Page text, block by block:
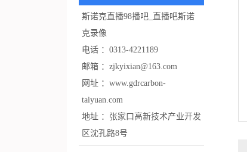
斯诺克直播98播吧_直播吧斯诺
克录像
电话 ： 0313-4221189
邮箱 ： zjkyixian@163.com
网址 ： www.gdrcarbon-
taiyuan.com
地址 ： 张家口高新技术产业开发
区沈孔路8号